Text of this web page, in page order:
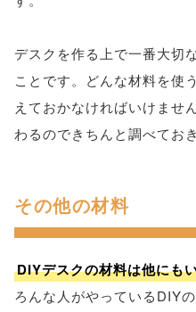
デスクを作る上で一番大切
ことです。どんな材料を使
えておかなければいけませ
わるのできちんと調べてお
その他の材料
DIYデスクの材料は他にも
ろんな人がやっているDIY